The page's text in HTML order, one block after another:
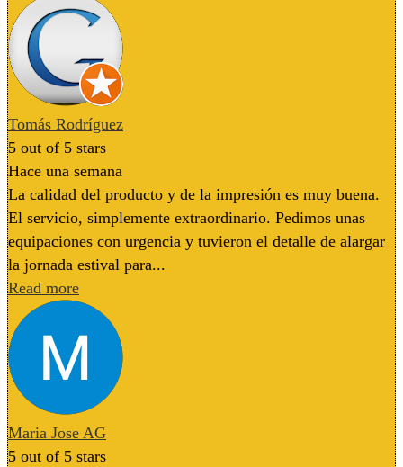
Tomás Rodríguez
5 out of 5 stars
Hace una semana
La calidad del producto y de la impresión es muy buena.
El servicio, simplemente extraordinario. Pedimos unas
equipaciones con urgencia y tuvieron el detalle de alargar
la jornada estival para...
Read more
Maria Jose AG
5 out of 5 stars